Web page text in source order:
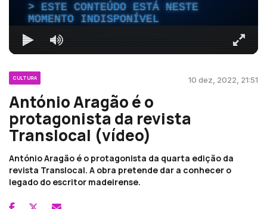
ESTE CONTEÚDO ESTÁ NESTE
MOMENTO INDISPONÍVEL
CULTURA 10 dez, 2022, 21:51
António Aragão é o
protagonista da revista
Translocal (vídeo)
António Aragão é o protagonista da quarta edição da
revista Translocal. A obra pretende dar a conhecer o
legado do escritor madeirense.